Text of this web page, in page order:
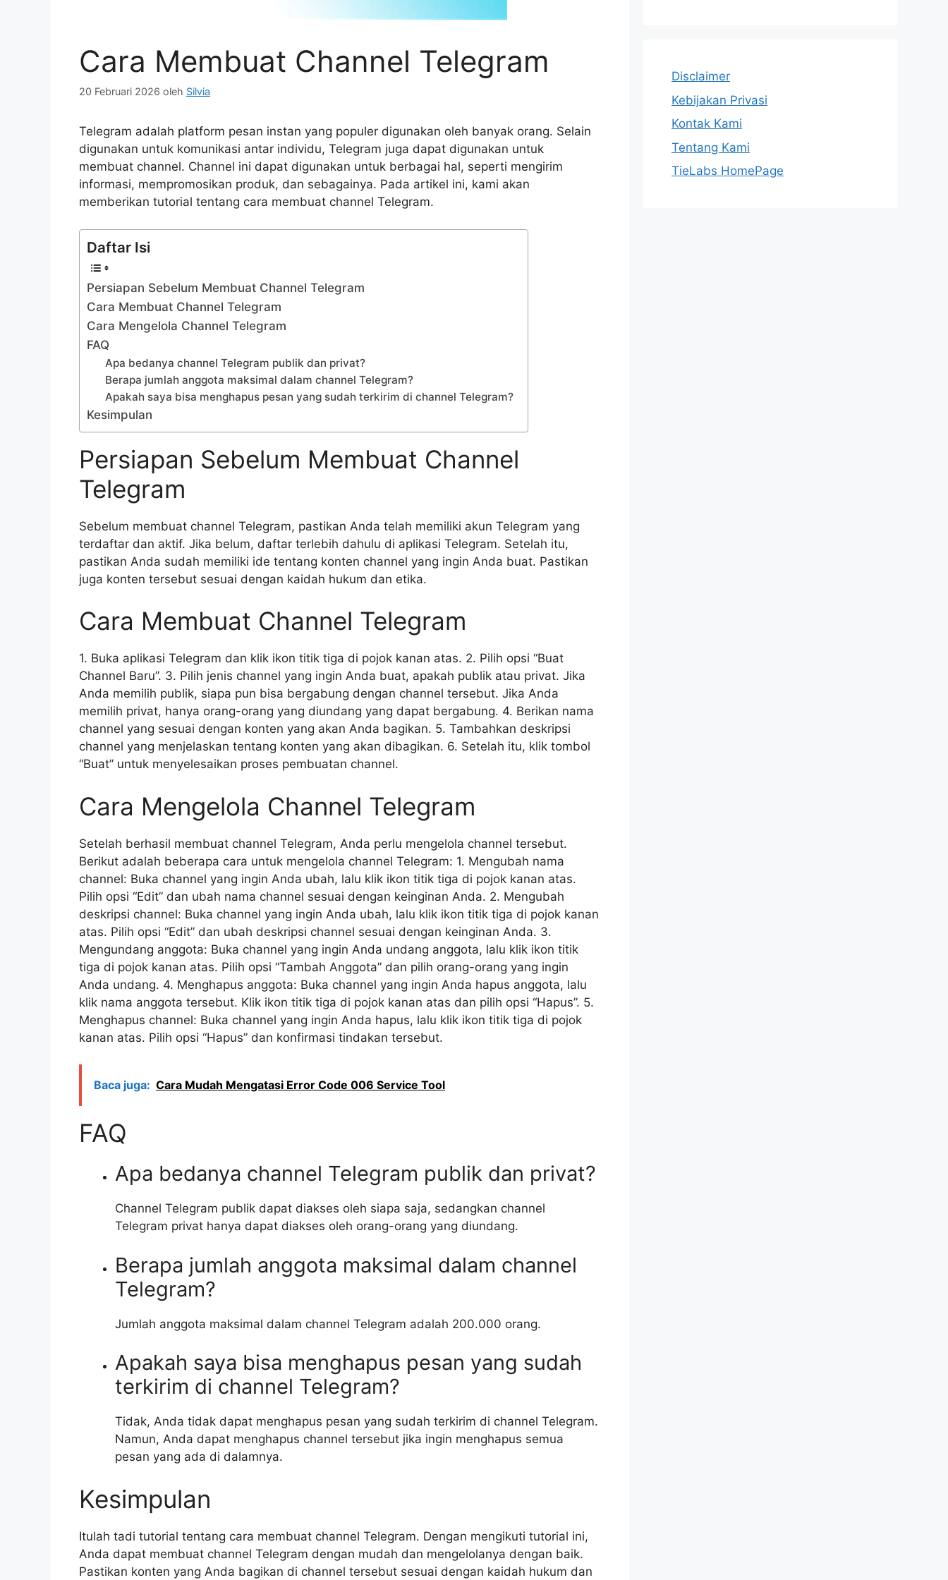
Cara Membuat Channel Telegram
20 Februari 2026 oleh Silvia
Telegram adalah platform pesan instan yang populer digunakan oleh banyak orang. Selain
digunakan untuk komunikasi antar individu, Telegram juga dapat digunakan untuk
membuat channel. Channel ini dapat digunakan untuk berbagai hal, seperti mengirim
informasi, mempromosikan produk, dan sebagainya. Pada artikel ini, kami akan
memberikan tutorial tentang cara membuat channel Telegram.
Daftar Isi
Persiapan Sebelum Membuat Channel Telegram
Cara Membuat Channel Telegram
Cara Mengelola Channel Telegram
FAQ
Apa bedanya channel Telegram publik dan privat?
Berapa jumlah anggota maksimal dalam channel Telegram?
Apakah saya bisa menghapus pesan yang sudah terkirim di channel Telegram?
Kesimpulan
Persiapan Sebelum Membuat Channel
Telegram
Sebelum membuat channel Telegram, pastikan Anda telah memiliki akun Telegram yang
terdaftar dan aktif. Jika belum, daftar terlebih dahulu di aplikasi Telegram. Setelah itu,
pastikan Anda sudah memiliki ide tentang konten channel yang ingin Anda buat. Pastikan
juga konten tersebut sesuai dengan kaidah hukum dan etika.
Cara Membuat Channel Telegram
1. Buka aplikasi Telegram dan klik ikon titik tiga di pojok kanan atas. 2. Pilih opsi “Buat
Channel Baru”. 3. Pilih jenis channel yang ingin Anda buat, apakah publik atau privat. Jika
Anda memilih publik, siapa pun bisa bergabung dengan channel tersebut. Jika Anda
memilih privat, hanya orang-orang yang diundang yang dapat bergabung. 4. Berikan nama
channel yang sesuai dengan konten yang akan Anda bagikan. 5. Tambahkan deskripsi
channel yang menjelaskan tentang konten yang akan dibagikan. 6. Setelah itu, klik tombol
“Buat” untuk menyelesaikan proses pembuatan channel.
Cara Mengelola Channel Telegram
Setelah berhasil membuat channel Telegram, Anda perlu mengelola channel tersebut.
Berikut adalah beberapa cara untuk mengelola channel Telegram: 1. Mengubah nama
channel: Buka channel yang ingin Anda ubah, lalu klik ikon titik tiga di pojok kanan atas.
Pilih opsi “Edit” dan ubah nama channel sesuai dengan keinginan Anda. 2. Mengubah
deskripsi channel: Buka channel yang ingin Anda ubah, lalu klik ikon titik tiga di pojok kanan
atas. Pilih opsi “Edit” dan ubah deskripsi channel sesuai dengan keinginan Anda. 3.
Mengundang anggota: Buka channel yang ingin Anda undang anggota, lalu klik ikon titik
tiga di pojok kanan atas. Pilih opsi “Tambah Anggota” dan pilih orang-orang yang ingin
Anda undang. 4. Menghapus anggota: Buka channel yang ingin Anda hapus anggota, lalu
klik nama anggota tersebut. Klik ikon titik tiga di pojok kanan atas dan pilih opsi “Hapus”. 5.
Menghapus channel: Buka channel yang ingin Anda hapus, lalu klik ikon titik tiga di pojok
kanan atas. Pilih opsi “Hapus” dan konfirmasi tindakan tersebut.
Baca juga: Cara Mudah Mengatasi Error Code 006 Service Tool
FAQ
Apa bedanya channel Telegram publik dan privat?
Channel Telegram publik dapat diakses oleh siapa saja, sedangkan channel
Telegram privat hanya dapat diakses oleh orang-orang yang diundang.
Berapa jumlah anggota maksimal dalam channel
Telegram?
Jumlah anggota maksimal dalam channel Telegram adalah 200.000 orang.
Apakah saya bisa menghapus pesan yang sudah
terkirim di channel Telegram?
Tidak, Anda tidak dapat menghapus pesan yang sudah terkirim di channel Telegram.
Namun, Anda dapat menghapus channel tersebut jika ingin menghapus semua
pesan yang ada di dalamnya.
Kesimpulan
Itulah tadi tutorial tentang cara membuat channel Telegram. Dengan mengikuti tutorial ini,
Anda dapat membuat channel Telegram dengan mudah dan mengelolanya dengan baik.
Pastikan konten yang Anda bagikan di channel tersebut sesuai dengan kaidah hukum dan
Disclaimer
Kebijakan Privasi
Kontak Kami
Tentang Kami
TieLabs HomePage